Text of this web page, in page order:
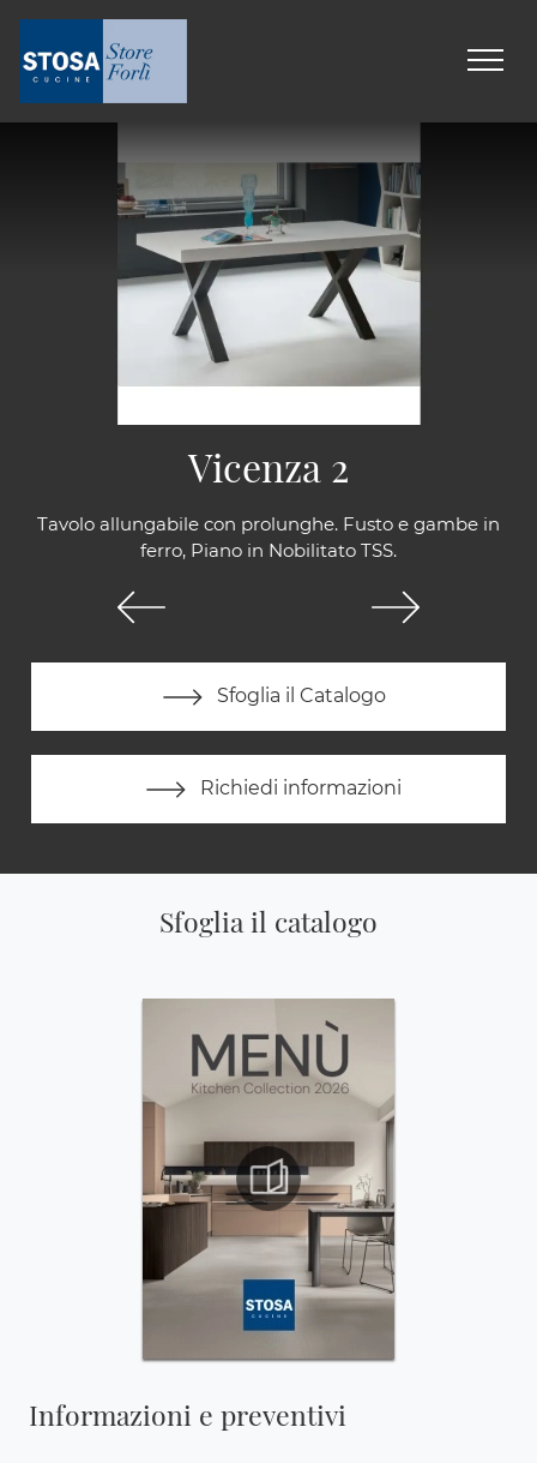
Tavolo allungabile con prolunghe. Fusto e gambe in
ferro, Piano in Nobilitato TSS.
Sfoglia il Catalogo
Richiedi informazioni
Vicenza 2
Sfoglia il catalogo
Informazioni e preventivi